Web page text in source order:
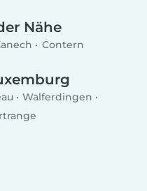
Nähe
Contern
Walferdingen